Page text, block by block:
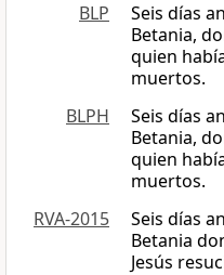
BLP
Seis días
Betania,
quien
muertos.
BLPH
Seis días
Betania,
quien
muertos.
RVA-2015
Seis días
Betania
Jesús